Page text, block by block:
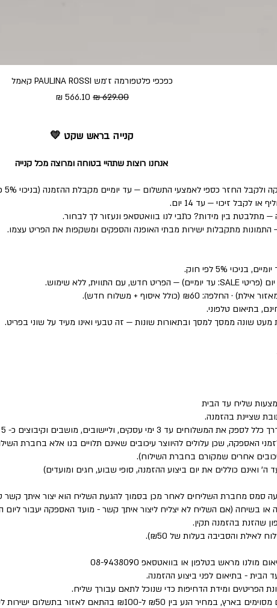
כפכפי פלטפורמה ז׳מש PAULINA ROSSI קאמל
מחיר רגיל מחיר מבצע
קנייה בראש שקט 💛
אנחנו רוצות שתהיי בטוחה ומרוצה מכל קנייה
כספי לאמצעי התשלום — עד יומיים מקבלת ההזמנה (בניכוי 5% כפי שקבוע בחוק).
לקבל זיכוי — עד 14 יום.
— מתלבטת בין מידות? כתבי לנו בוואטסאפ ונעזור לך לבחור.
מתקבלות ישירות מבתי האופנה והספקים ומשקפות את הפריט עצמו.
5% לפי חוק.
בתיאום טלפוני.
מעט שונה ממסך למסך ובתאורות שונות — זה טבעי ואינו מעיד על שוני בפריט.
שליח עד הבית
שציינת בהזמנה.
עסקים, וליישובים, מושבים וקיבוצים כ- 5 ימים ועד שבוע.
האספקה, שכן עלולים להיווצר עיכובים שאינם תלויים בנו אלא בחברת
אחרים שמקורם בחברת השילוח).
ה' ואינם כוללים את יום ביצוע ההזמנה, סופי שבוע, חגים ומועדים)
סמס מחברת השליחים לאחר מכן בסמוך להגעת השליח הוא יצור איתך
בשיחה (אם השליח לא יצליח ליצור איתך קשר - מועד האספקה יעבור ליום
שהזנת בהזמנה תקין.
מולנו מראש בטלפון או בוואטסאפ 08-9438090
- בתיאום לפני ביצוע ההזמנה.
הפריט/ים ומידת הדחיפות כדי שנוכל לתאם עבורך שליח.
בין ₪50 ל-₪100 בהתאם לאזור בתשלום ישירות לשליח.